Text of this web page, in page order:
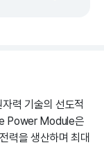
력 기술의 선도적
Power Module은
력을 생산하며 최대